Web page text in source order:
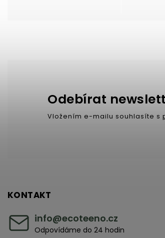
KONTAKT
info@ecoteeno.cz
Odpovídáme do 24 hodin
Odebírat
Vložením e-mailu souhlasíte s